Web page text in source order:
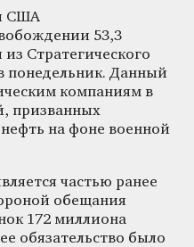
США
53,3
Стратегического
понедельник. Данный
компаниям в
призванных
на фоне военной
частью ранее
обещания
172 миллиона
обязательство было